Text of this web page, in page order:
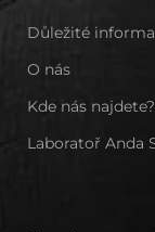
Důležité
O nás
Kde nás najdete?
Laboratoř Anda